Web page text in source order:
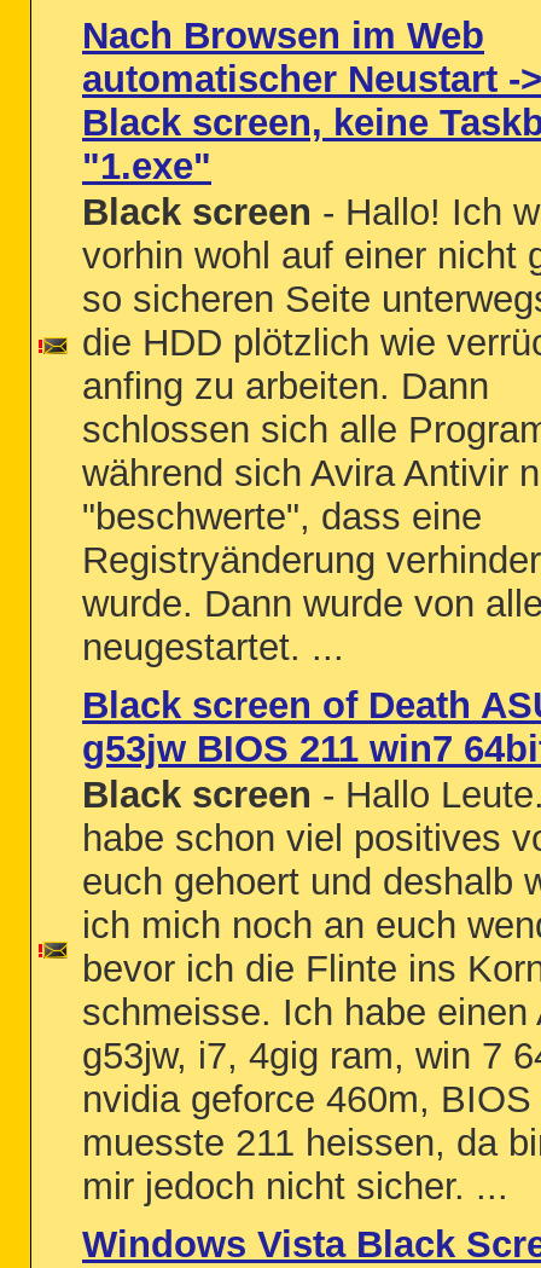
Nach Browsen im Web
automatischer Neustart ->
Black screen, keine
"1.exe"
Black screen - Hallo! Ich
vorhin wohl auf einer nicht
so sicheren Seite
die HDD plötzlich wie
anfing zu arbeiten. Dann
schlossen sich alle
während sich Avira Antivir
"beschwerte", dass eine
Registryänderung
wurde. Dann wurde von
neugestartet. ...
Black screen of Death
g53jw BIOS 211 win7
Black screen - Hallo
habe schon viel positives
euch gehoert und deshalb
ich mich noch an euch
bevor ich die Flinte ins
schmeisse. Ich habe einen
g53jw, i7, 4gig ram, win 7
nvidia geforce 460m, BIOS
muesste 211 heissen, da
mir jedoch nicht sicher. ...
Windows Vista Black